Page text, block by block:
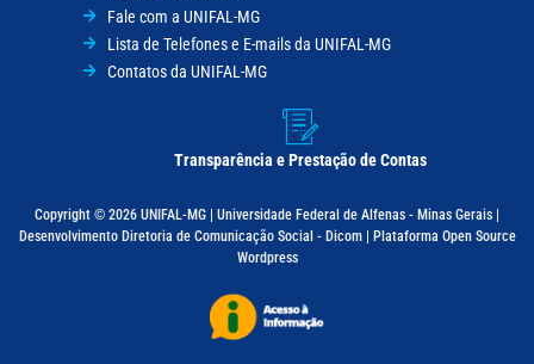
Fale com a UNIFAL-MG
Lista de Telefones e E-mails da UNIFAL-MG
Contatos da UNIFAL-MG
Transparência e Prestação de Contas
Copyright © 2026 UNIFAL-MG | Universidade Federal de Alfenas - Minas Gerais |
Desenvolvimento Diretoria de Comunicação Social - Dicom | Plataforma Open Source
Wordpress